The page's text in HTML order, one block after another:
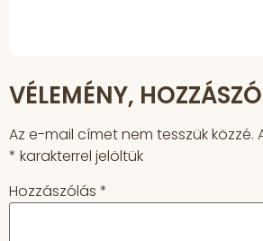
VÉLEMÉNY,
Az e-mail címet nem tesszük közzé.
* karakterrel jelöltük
Hozzászólás *